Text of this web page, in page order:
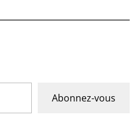
Abonnez-vous